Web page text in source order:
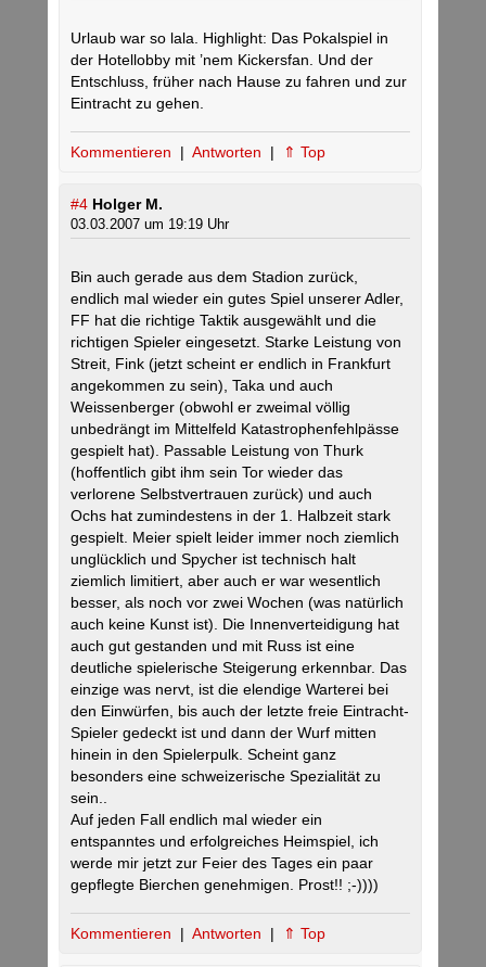
Urlaub war so lala. Highlight: Das Pokalspiel in
der Hotellobby mit ’nem Kickersfan. Und der
Entschluss, früher nach Hause zu fahren und zur
Eintracht zu gehen.
Kommentieren | Antworten | ⇑ Top
#4 Holger M.
03.03.2007 um 19:19 Uhr
Bin auch gerade aus dem Stadion zurück,
endlich mal wieder ein gutes Spiel unserer Adler,
FF hat die richtige Taktik ausgewählt und die
richtigen Spieler eingesetzt. Starke Leistung von
Streit, Fink (jetzt scheint er endlich in Frankfurt
angekommen zu sein), Taka und auch
Weissenberger (obwohl er zweimal völlig
unbedrängt im Mittelfeld Katastrophenfehlpässe
gespielt hat). Passable Leistung von Thurk
(hoffentlich gibt ihm sein Tor wieder das
verlorene Selbstvertrauen zurück) und auch
Ochs hat zumindestens in der 1. Halbzeit stark
gespielt. Meier spielt leider immer noch ziemlich
unglücklich und Spycher ist technisch halt
ziemlich limitiert, aber auch er war wesentlich
besser, als noch vor zwei Wochen (was natürlich
auch keine Kunst ist). Die Innenverteidigung hat
auch gut gestanden und mit Russ ist eine
deutliche spielerische Steigerung erkennbar. Das
einzige was nervt, ist die elendige Warterei bei
den Einwürfen, bis auch der letzte freie Eintracht-
Spieler gedeckt ist und dann der Wurf mitten
hinein in den Spielerpulk. Scheint ganz
besonders eine schweizerische Spezialität zu
sein..
Auf jeden Fall endlich mal wieder ein
entspanntes und erfolgreiches Heimspiel, ich
werde mir jetzt zur Feier des Tages ein paar
gepflegte Bierchen genehmigen. Prost!! ;-))))
Kommentieren | Antworten | ⇑ Top